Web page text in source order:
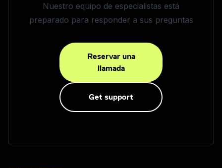
Nuestro equipo de especialistas está
preparado para responder a sus preguntas
Reservar una
llamada
Get support